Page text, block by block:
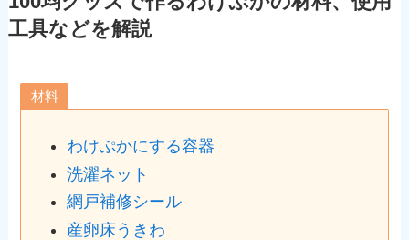
工具などを解説
材料
わけぷかにする容器
洗濯ネット
網戸補修シール
産卵床うきわ